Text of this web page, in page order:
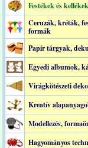
Festékek és kellékek
Ceruzák, kréták,
formák
Papír tárgyak,
Egyedi albumok,
Virágkötészeti
Kreatív
Modellezés,
Hagyományos